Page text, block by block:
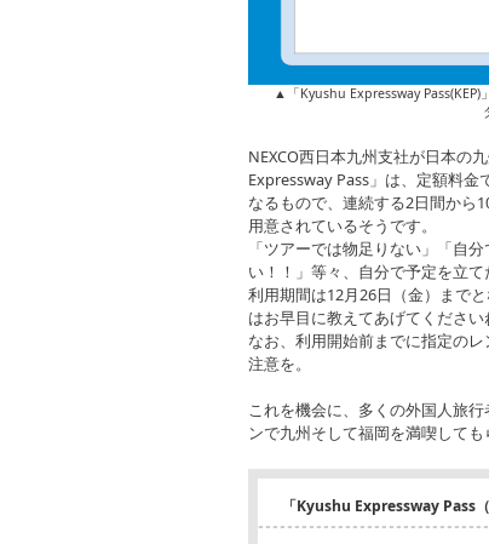
▲「Kyushu Expressway
NEXCO西日本九州支社が日本の
Expressway Pass」は、定額料金
なるもので、連続する2日間から
用意されているそうです。
「ツアーでは物足りない」「自
い！！」等々、自分で予定を立
利用期間は12月26日（金）まで
はお早目に教えてあげてください
なお、利用開始前までに指定の
注意を。
これを機会に、多くの外国人旅
ンで九州そして福岡を満喫して
「Kyushu Expressway Pass（